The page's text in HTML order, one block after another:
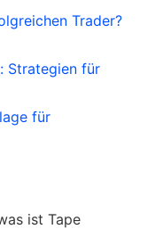
Trader?
Strategien für
für
ist Tape